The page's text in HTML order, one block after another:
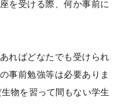
を受ける際、何か事前に
ればどなたでも受けられ
事前勉強等は必要ありま
物を習って間もない学生